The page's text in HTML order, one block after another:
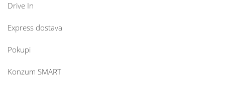
Drive In
Express dostava
Pokupi
Konzum SMART